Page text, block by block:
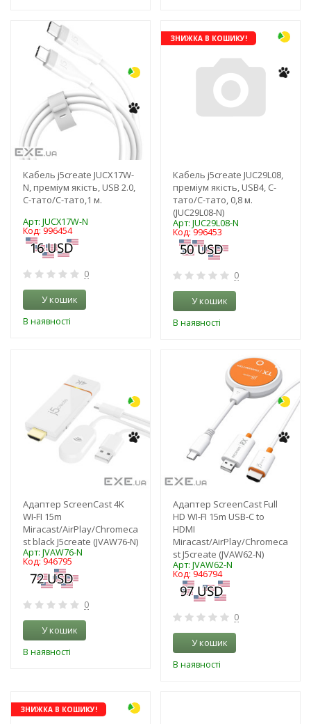
NEW!
Кабель j5create JUCX17W-
N, преміум якість, USB 2.0,
C-тато/C-тато,1 м.
Арт: JUCX17W-N
Код: 996454
0
У кошик
В наявності
ЗНИЖКА В КОШИКУ!
Кабель j5create JUC29L08,
преміум якість, USB4, C-
тато/C-тато, 0,8 м.
(JUC29L08-N)
Арт: JUC29L08-N
Код: 996453
0
У кошик
В наявності
Адаптер ScreenCast 4K
WI-FI 15m
Miracast/AirPlay/Chromeca
st black J5create (JVAW76-N)
Арт: JVAW76-N
Код: 946795
0
У кошик
В наявності
-3%
Адаптер ScreenCast Full
HD WI-FI 15m USB-C to
HDMI
Miracast/AirPlay/Chromeca
st J5create (JVAW62-N)
Арт: JVAW62-N
Код: 946794
0
У кошик
В наявності
ЗНИЖКА В КОШИКУ!